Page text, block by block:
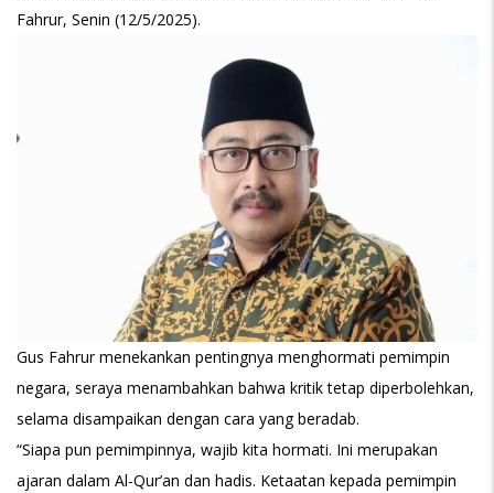
Fahrur, Senin (12/5/2025).
Gus Fahrur menekankan pentingnya menghormati pemimpin
negara, seraya menambahkan bahwa kritik tetap diperbolehkan,
selama disampaikan dengan cara yang beradab.
“Siapa pun pemimpinnya, wajib kita hormati. Ini merupakan
ajaran dalam Al-Qur’an dan hadis. Ketaatan kepada pemimpin